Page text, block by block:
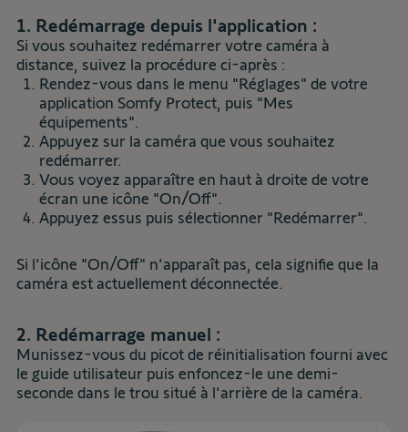
1. Redémarrage depuis l'application :
Si vous souhaitez redémarrer votre caméra à
distance, suivez la procédure ci-après :
Rendez-vous dans le menu "Réglages" de votre
application Somfy Protect, puis "Mes
équipements".
Appuyez sur la caméra que vous souhaitez
redémarrer.
Vous voyez apparaître en haut à droite de votre
écran une icône "On/Off".
Appuyez essus puis sélectionner "Redémarrer".
Si l'icône "On/Off" n'apparaît pas, cela signifie que la
caméra est actuellement déconnectée.
2. Redémarrage manuel :
Munissez-vous du picot de réinitialisation fourni avec
le guide utilisateur puis enfoncez-le une demi-
seconde dans le trou situé à l'arrière de la caméra.